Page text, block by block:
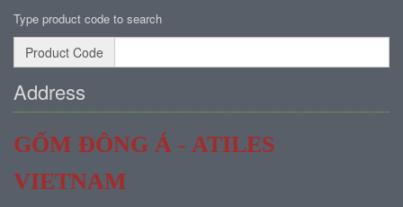
Type product code to search
Product Code
Address
GỐM ĐÔNG Á - ATILES
VIETNAM